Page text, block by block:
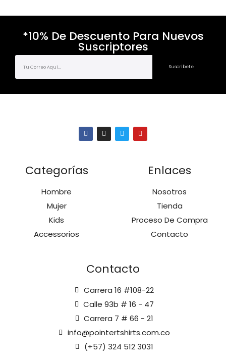
*10% De Descuento Para Nuevos
Suscriptores
Suscríbete
Categorías
Hombre
Mujer
Kids
Accessorios
Enlaces
Nosotros
Tienda
Proceso De Compra
Contacto
Contacto
Carrera 16 #108-22
Calle 93b # 16 - 47
Carrera 7 # 66 - 21
info@pointertshirts.com.co
(+57) 324 512 3031